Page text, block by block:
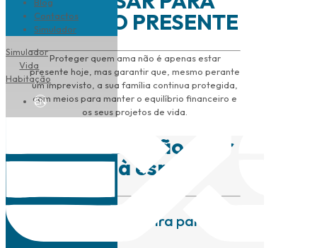
Contactos
Simulador
Simulador
Vida
Habitação
EN
ALÉM DO PRESENTE
Proteger quem ama não é apenas estar
presente hoje, mas garantir que, mesmo perante
um imprevisto, a sua família continua protegida,
com meios para manter o equilíbrio financeiro e
os seus projetos de vida.
Para quem não quer
ficar à espera
Segurança financeira para os
familiares